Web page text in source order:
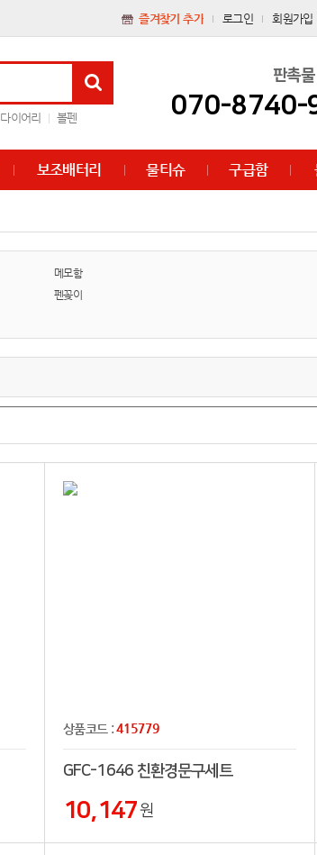
즐겨찾기 추가 로그인 회원가입
다이어리 볼펜
판촉
070-8740-
보조배터리 물티슈 구급함
메모함
펜꽂이
상품코드 :415779
GFC-1646 친환경문구세트
10,147원